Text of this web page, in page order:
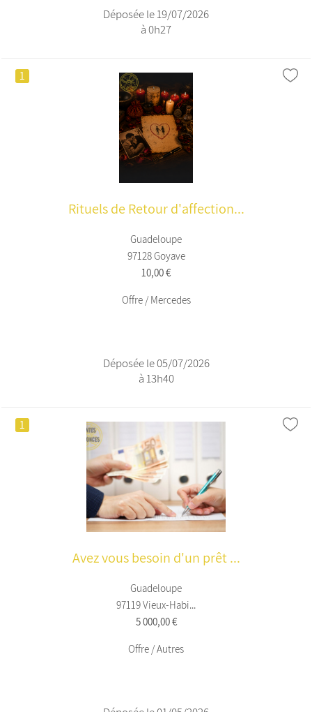
Déposée le 19/07/2026
à 0h27
1
Rituels de Retour d'affection...
Guadeloupe
97128 Goyave
10,00 €
Offre / Mercedes
Déposée le 05/07/2026
à 13h40
1
Avez vous besoin d'un prêt ...
Guadeloupe
97119 Vieux-Habi...
5 000,00 €
Offre / Autres